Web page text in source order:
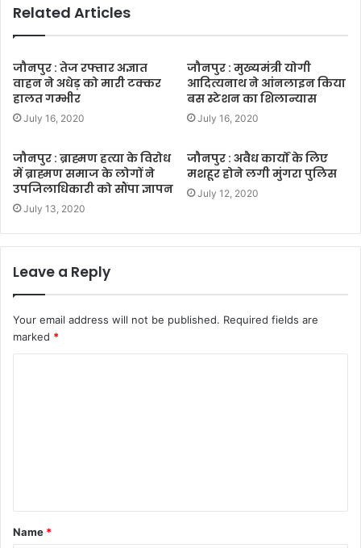
Related Articles
जौनपुर : तेज रफ्तार अज्ञात
वाहन ने अधेड़ को मारी टक्कर
हालत गम्भीर
July 16, 2020
जौनपुर : मुख्यमंत्री योगी
आदित्यनाथ ने आंनलाइन किया
बस स्टेशन का शिलान्यास
July 16, 2020
जौनपुर : ब्राह्मण हत्या के विरोध
में ब्राह्मण समाज के लोगों ने
उपजिलाधिकारी को सौंपा ज्ञापन
July 13, 2020
जौनपुर : अवैध कार्यों के लिए
मशहूर होने लगी मुंगरा पुलिस
July 12, 2020
Leave a Reply
Your email address will not be published. Required fields are
marked *
t
*
Name *